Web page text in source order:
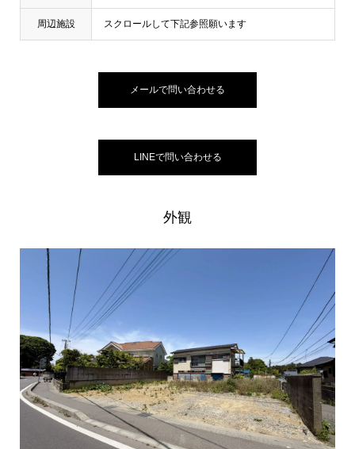
周辺施設 スクロールして下記参照願います
メールで問い合わせる
LINEで問い合わせる
外観